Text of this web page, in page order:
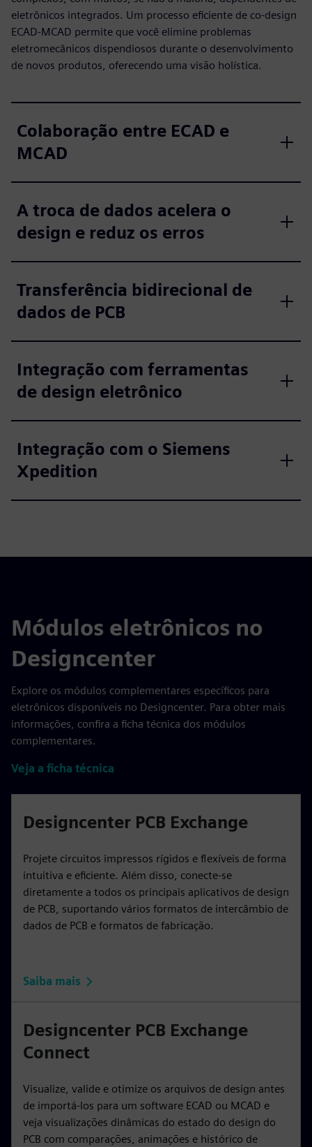
eletrônicos integrados. Um processo eficiente de co-design
ECAD-MCAD permite que você elimine problemas
eletromecânicos dispendiosos durante o desenvolvimento
de novos produtos, oferecendo uma visão holística.
Colaboração entre ECAD e
MCAD
A troca de dados acelera o
design e reduz os erros
Transferência bidirecional de
dados de PCB
Integração com ferramentas
de design eletrônico
Integração com o Siemens
Xpedition
Módulos eletrônicos no
Designcenter
Explore os módulos complementares específicos para
eletrônicos disponíveis no Designcenter. Para obter mais
informações, confira a ficha técnica dos módulos
complementares.
Veja a ficha técnica
Designcenter PCB Exchange
Projete circuitos impressos rígidos e flexíveis de forma
intuitiva e eficiente. Além disso, conecte-se
diretamente a todos os principais aplicativos de design
de PCB, suportando vários formatos de intercâmbio de
dados de PCB e formatos de fabricação.
Saiba mais
Designcenter PCB Exchange
Connect
Visualize, valide e otimize os arquivos de design antes
de importá-los para um software ECAD ou MCAD e
veja visualizações dinâmicas do estado do design do
PCB com comparações, animações e histórico de